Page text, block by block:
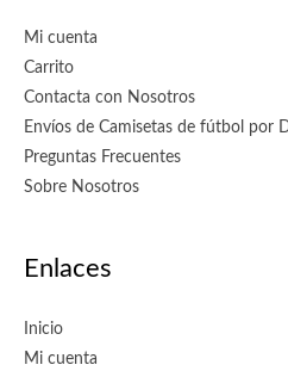
Mi cuenta
Carrito
Contacta con Nosotros
Envíos de Camisetas de fútbol por
Preguntas Frecuentes
Sobre Nosotros
Enlaces
Inicio
Mi cuenta